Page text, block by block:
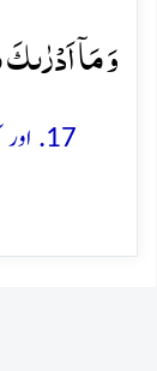
وَ مَاۤ اَدۡرٰىکَ
17. اور آپ نے کیا سمجھا کہ روزِ جزا کیا ہے